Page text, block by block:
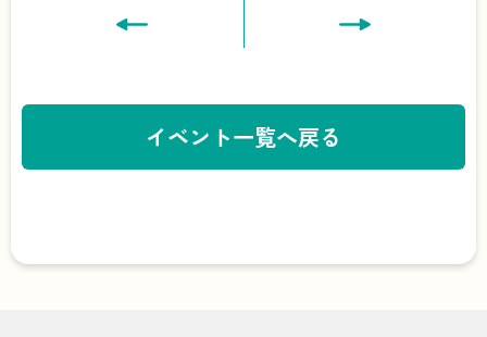
イベント一覧へ戻る